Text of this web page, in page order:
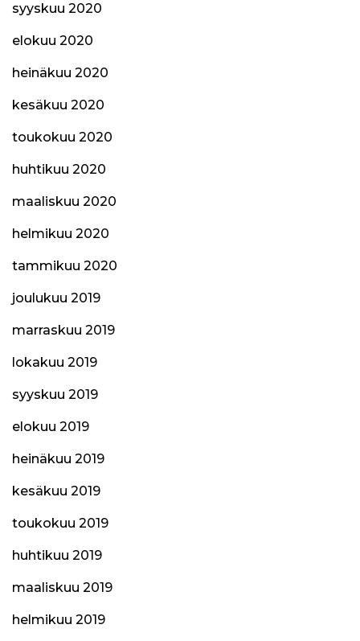
syyskuu 2020
elokuu 2020
heinäkuu 2020
kesäkuu 2020
toukokuu 2020
huhtikuu 2020
maaliskuu 2020
helmikuu 2020
tammikuu 2020
joulukuu 2019
marraskuu 2019
lokakuu 2019
syyskuu 2019
elokuu 2019
heinäkuu 2019
kesäkuu 2019
toukokuu 2019
huhtikuu 2019
maaliskuu 2019
helmikuu 2019